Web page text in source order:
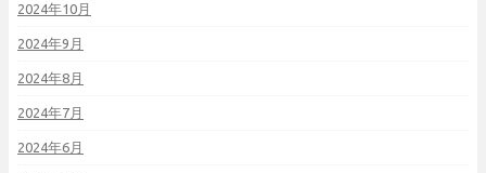
2024年10月
2024年9月
2024年8月
2024年7月
2024年6月